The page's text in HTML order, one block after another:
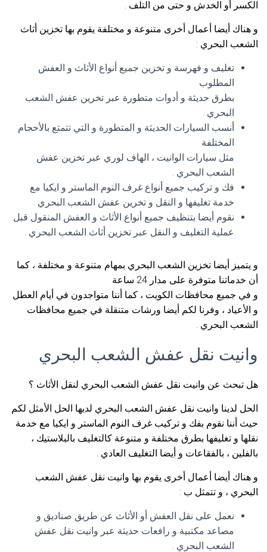
الكسر أو الخدش و حتى من التلف .
و هناك أيضا أعمال أخرى متنوعة و مختلفة يقوم بها تخزين أثاث
الشعب البحري :
تغليف و فهرسة و تخزين جميع أنواع الأثاث و العفش
المطلوب
بطرق حديثة و أدوات متطورة عبر تخرين عفش الشعب
البحري .
أنسب السيارات الحديثة و المتطورة و التي تتمتع بالأحجام
المختلفة
مثل سيارات الوانيت ، الهاف لوري عبر تخزين عفش
الشعب البحري .
فك و تركيب جميع أنواع غرف النوم الماستر و ايكيا مع
خدمة تغليفها و النقل و تخرين عفش الشعب البحري .
نقوم أيضا بتنظيف جميع أنواع الأثاث و العفش المنقول قبل
عملية التغليف و النقل عبر تخزين أثاث الشعب البحري .
و يتميز أيضا تخزين الشعب البحري بمهام متنوعة و مختلفة ، كما
أن خدماتنا متوفرة على مدار 24 ساعة
و في جميع محافظات الكويت ، كما أننا متواجدون في أيام العطل
و الأعياد ، وفرنا لكم أيضا ورشات متنقلة في جميع محافظات
الشعب البحري .
وانيت نقل عفش الشعب البحري
هل تبحث عن وانيت نقل عفش الشعب البحري لنقل الأثاث ؟
الحل لدينا وانيت نقل عفش الشعب البحري لديها الحل الأمثل لكم
حيث أننا نقوم بفك و تركيب غرف النوم الماستر و ايكيا مع خدمة
نقلها و تغليفها بطرق مختلفة و متنوعة كالتغليف بالبلاستيك ،
بالفلين ، بالفقاعات و أيضا التغليف العادي .
و هناك أيضا أعمال أخرى يقوم بها وانيت نقل عفش الشعب
البحري ، و تتمثل ب :
نعمل على نقل العفش أو الأثاث عن طريق صناديق و
مصاعد مكتبية و رافعات حديثة عبر وانيت نقل عفش
الشعب البحري .